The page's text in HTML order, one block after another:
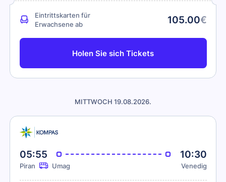
Eintrittskarten für
Erwachsene ab
105.00€
Holen Sie sich Tickets
MITTWOCH 19.08.2026.
05:55 10:30
Piran Umag Venedig